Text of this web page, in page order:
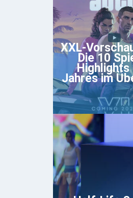
XXL-
Die 10
Highlights
Jahres im